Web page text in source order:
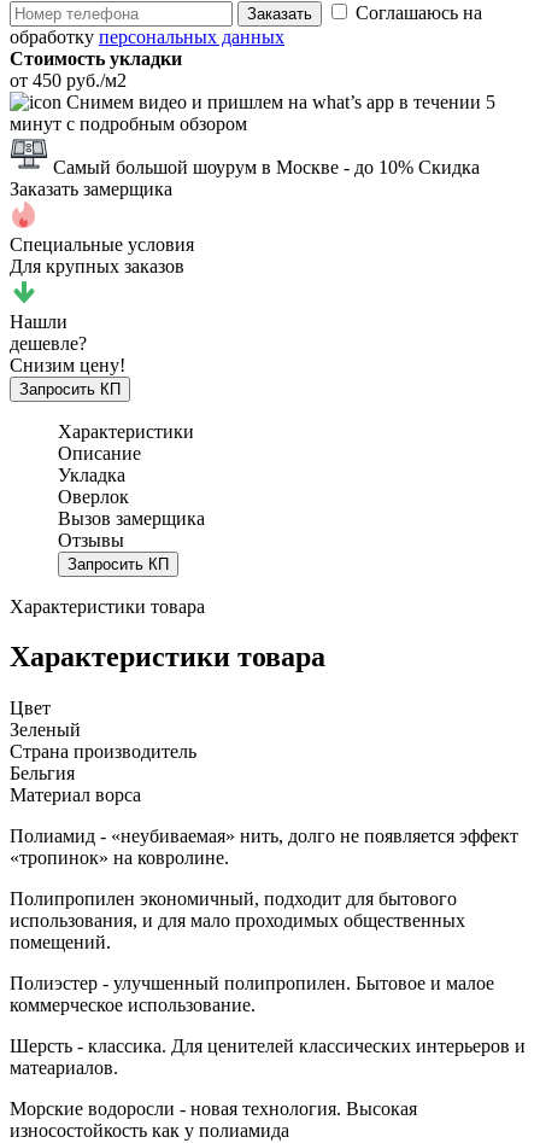
Заказать
Соглашаюсь на
обработку персональных данных
Стоимость укладки
от 450 руб./м2
Снимем видео и пришлем на what’s app в течении 5
минут с подробным обзором
Самый большой шоурум в Москве - до 10% Скидка
Заказать замерщика
Специальные условия
Для крупных заказов
Нашли
дешевле?
Снизим цену!
Запросить КП
Характеристики
Описание
Укладка
Оверлок
Вызов замерщика
Отзывы
Запросить КП
Характеристики товара
Характеристики товара
Цвет
Зеленый
Страна производитель
Бельгия
Материал ворса
Полиамид - «неубиваемая» нить, долго не появляется эффект
«тропинок» на ковролине.
Полипропилен экономичный, подходит для бытового
использования, и для мало проходимых общественных
помещений.
Полиэстер - улучшенный полипропилен. Бытовое и малое
коммерческое использование.
Шерсть - классика. Для ценителей классических интерьеров и
матеариалов.
Морские водоросли - новая технология. Высокая
износостойкость как у полиамида